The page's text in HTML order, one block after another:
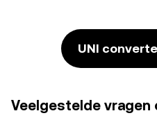
UNI
Veelgestelde vragen